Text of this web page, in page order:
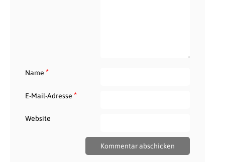
Name *
E-Mail-Adresse *
Website